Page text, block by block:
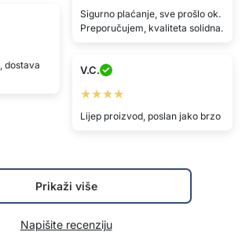
Sigurno plaćanje, sve prošlo ok.
Preporučujem, kvaliteta solidna.
dostava
V.C.
★★★★
Lijep proizvod, poslan jako brzo
Prikaži više
Napišite recenziju